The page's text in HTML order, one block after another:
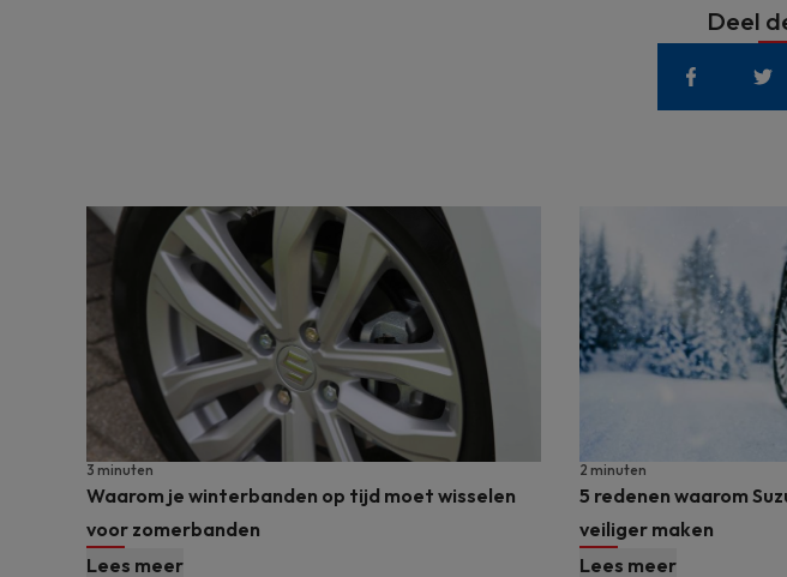
Deel
Waarom je winterbanden op tijd moet wisselen
voor zomerbanden
3 minuten
Lees meer
5 redenen waarom
veiliger maken
2 minuten
Lees meer